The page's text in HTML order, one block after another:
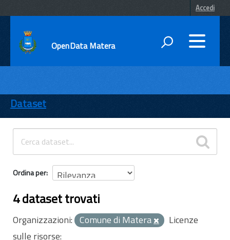
Accedi
OpenData Matera
ENTI
TEMI
INFORMAZIONI
Dataset
Ordina per
4 dataset trovati
Organizzazioni: Comune di Matera
Licenze
sulle risorse: